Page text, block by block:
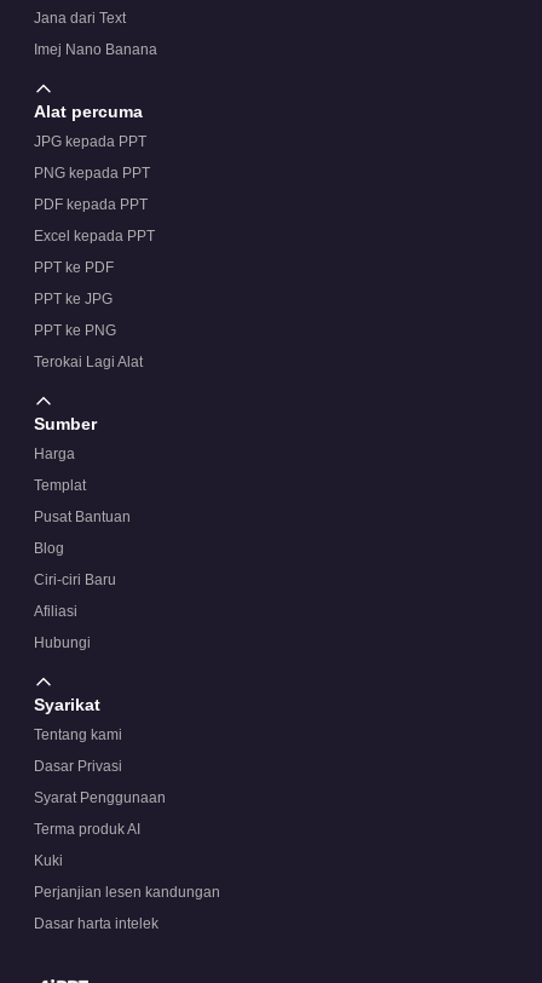
Jana dari Text
Imej Nano Banana
Alat percuma
JPG kepada PPT
PNG kepada PPT
PDF kepada PPT
Excel kepada PPT
PPT ke PDF
PPT ke JPG
PPT ke PNG
Terokai Lagi Alat
Sumber
Harga
Templat
Pusat Bantuan
Blog
Ciri-ciri Baru
Afiliasi
Hubungi
Syarikat
Tentang kami
Dasar Privasi
Syarat Penggunaan
Terma produk AI
Kuki
Perjanjian lesen kandungan
Dasar harta intelek